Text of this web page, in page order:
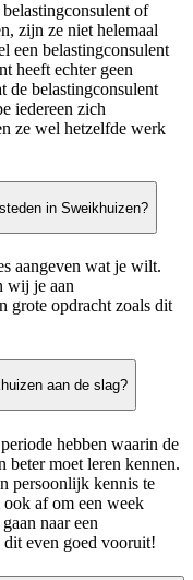
of
zijn ze niet helemaal
een belastingconsulent
heeft echter geen
de belastingconsulent
iedereen zich
ze wel hetzelfde werk
in Sweikhuizen?
aangeven wat je wilt.
wij je aan
grote opdracht zoals dit
aan de slag?
hebben waarin de
beter moet leren kennen.
persoonlijk kennis te
af om een week
naar een
even goed vooruit!